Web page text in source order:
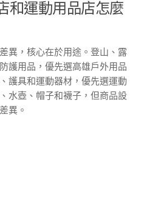
和運動用品店怎麼
異，核心在於用途。登山、露
護用品，優先選高雄戶外用品
護具和運動器材，優先選運動
水壺、帽子和襪子，但商品設
異。